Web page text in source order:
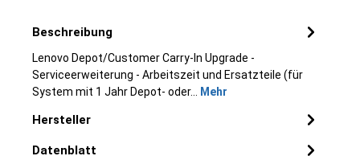
Beschreibung
Lenovo Depot/Customer Carry-In Upgrade -
Serviceerweiterung - Arbeitszeit und Ersatzteile (für
System mit 1 Jahr Depot- oder… Mehr
Hersteller
Datenblatt